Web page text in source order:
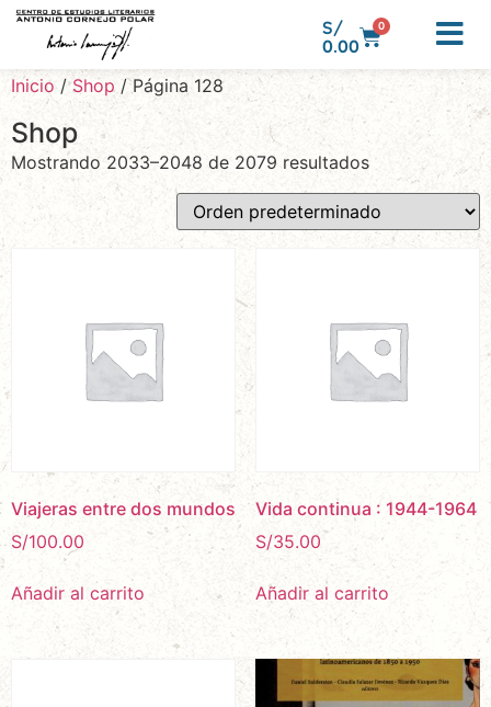
S/
0.00
0
Inicio/Shop / Página 128
Shop
Mostrando 2033–2048 de 2079 resultados
Viajeras entre dos mundos
S/100.00
Añadir al carrito
Vida continua : 1944-1964
S/35.00
Añadir al carrito